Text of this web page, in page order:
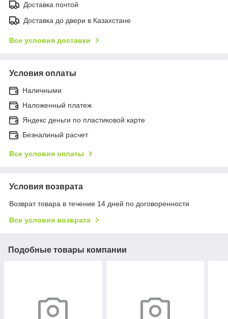
Доставка почтой
Доставка до двери в Казахстане
Все условия доставки
Условия оплаты
Наличными
Наложенный платеж
Яндекс деньги по пластиковой карте
Безналиный расчет
Все условия оплаты
Условия возврата
Возврат товара в течение 14 дней по договоренности
Все условия возврата
Подобные товары компании